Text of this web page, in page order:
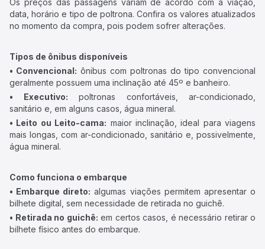
Os preços das passagens variam de acordo com a viação,
data, horário e tipo de poltrona. Confira os valores atualizados
no momento da compra, pois podem sofrer alterações.
Tipos de ônibus disponíveis
• Convencional: ônibus com poltronas do tipo convencional
geralmente possuem uma inclinação até 45º e banheiro.
• Executivo: poltronas confortáveis, ar-condicionado,
sanitário e, em alguns casos, água mineral.
• Leito ou Leito-cama: maior inclinação, ideal para viagens
mais longas, com ar-condicionado, sanitário e, possivelmente,
água mineral.
Como funciona o embarque
• Embarque direto: algumas viações permitem apresentar o
bilhete digital, sem necessidade de retirada no guichê.
• Retirada no guichê: em certos casos, é necessário retirar o
bilhete físico antes do embarque.